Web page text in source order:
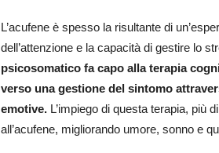
L’acufene è spesso la risultante di
dell’attenzione e la capacità di gestire lo
psicosomatico fa capo alla terapia
verso una gestione del sintomo
emotive. L’impiego di questa terapia, più
all’acufene, migliorando umore, sonno e